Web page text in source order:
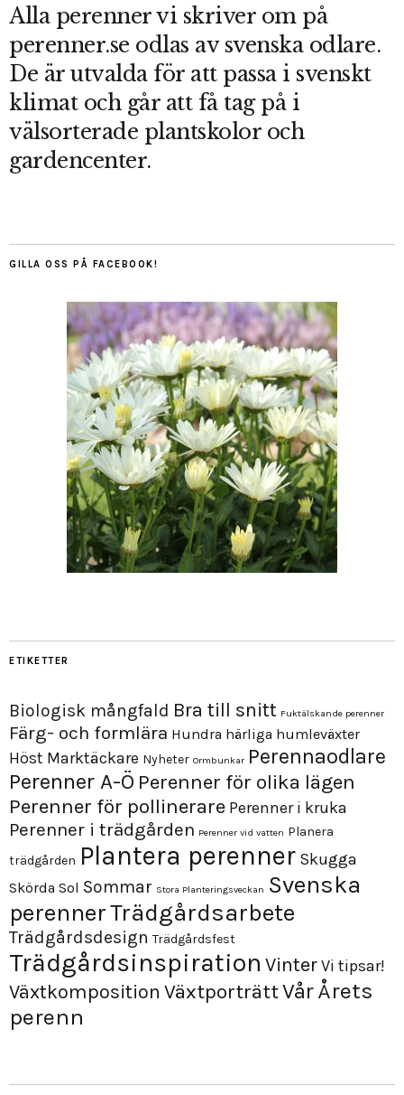
Alla perenner vi skriver om på
perenner.se odlas av svenska odlare.
De är utvalda för att passa i svenskt
klimat och går att få tag på i
välsorterade plantskolor och
gardencenter.
GILLA OSS PÅ FACEBOOK!
ETIKETTER
Biologisk mångfald Bra till snitt Fuktälskande perenner
Färg- och formlära Hundra härliga humleväxter
Höst Marktäckare Nyheter Ormbunkar Perennaodlare
Perenner A-Ö Perenner för olika lägen
Perenner för pollinerare Perenner i kruka
Perenner i trädgården Perenner vid vatten Planera
trädgården Plantera perenner Skugga
Skörda Sol Sommar Stora Planteringsveckan Svenska
perennerTrädgårdsarbete
Trädgårdsdesign Trädgårdsfest
Trädgårdsinspiration VinterVi tipsar!
Växtkomposition VäxtporträttVårÅrets
perenn